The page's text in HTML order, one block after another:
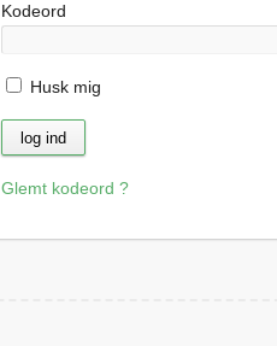
Kodeord
Husk mig
Glemt kodeord ?